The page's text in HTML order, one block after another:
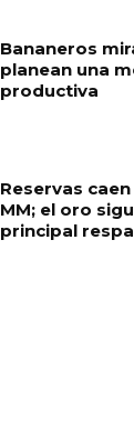
Bananeros
planean una
productiva
Reservas
MM; el oro
principal